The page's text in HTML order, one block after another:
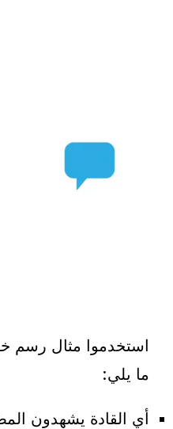
استخدموا مثال رسم
ما يلي:
أي القادة يشهدون